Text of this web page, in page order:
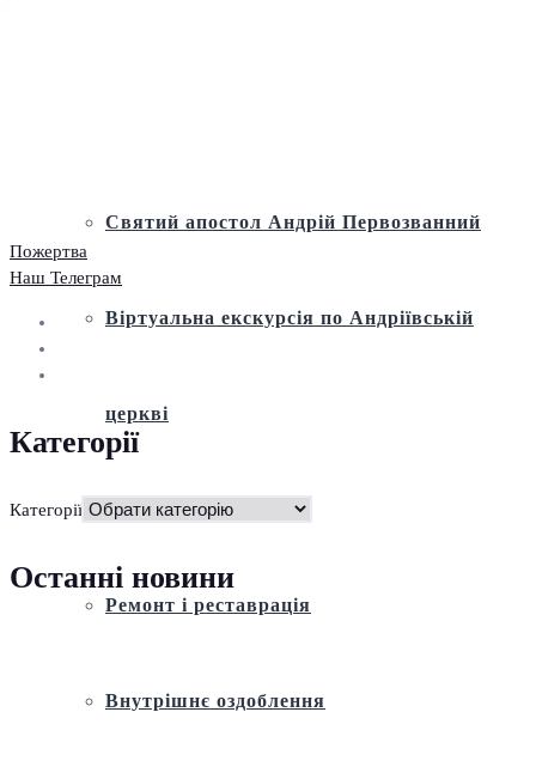
Святий апостол Андрій Первозванний
Віртуальна екскурсія по Андріївській
церкві
Історія
Ремонт і реставрація
Внутрішнє оздоблення
Пожертва
Наш Телеграм
Категорії
Категорії
Останні новини